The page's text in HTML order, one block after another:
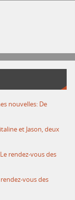
nouvelles: De
et Jason, deux
rendez-vous des
vous des